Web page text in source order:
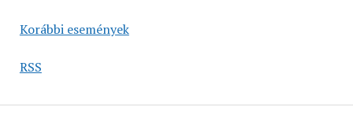
Korábbi események
RSS